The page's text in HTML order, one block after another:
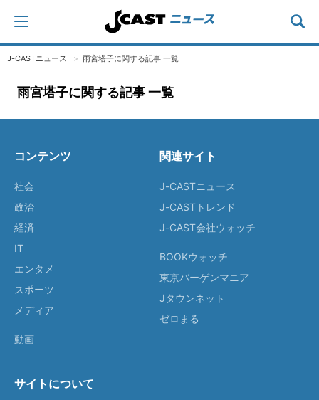
J-CASTニュース 雨宮塔子に関する記事 一覧
雨宮塔子に関する記事 一覧
コンテンツ
社会
政治
経済
IT
エンタメ
スポーツ
メディア
動画
関連サイト
J-CASTニュース
J-CASTトレンド
J-CAST会社ウォッチ
BOOKウォッチ
東京バーゲンマニア
Jタウンネット
ゼロまる
サイトについて